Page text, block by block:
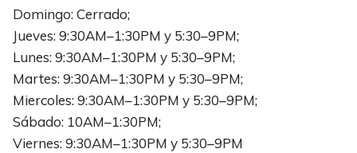
Domingo: Cerrado;
Jueves: 9:30AM–1:30PM y 5:30–9PM;
Lunes: 9:30AM–1:30PM y 5:30–9PM;
Martes: 9:30AM–1:30PM y 5:30–9PM;
Miercoles: 9:30AM–1:30PM y 5:30–9PM;
Sábado: 10AM–1:30PM;
Viernes: 9:30AM–1:30PM y 5:30–9PM